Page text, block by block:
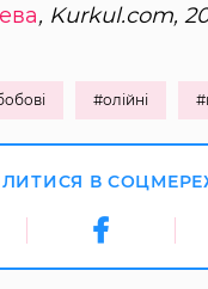
, Kurkul.com,
#олійні
В